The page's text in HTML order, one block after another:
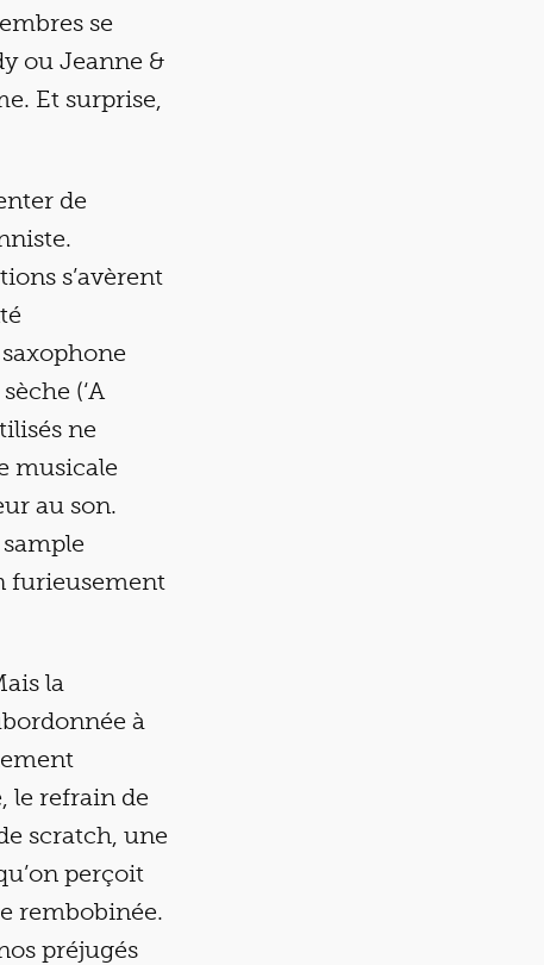
se
ou Jeanne &
Et surprise,
de
s’avèrent
saxophone
(‘A
ne
musicale
au son.
furieusement
la
à
le refrain de
scratch, une
perçoit
rembobinée.
préjugés